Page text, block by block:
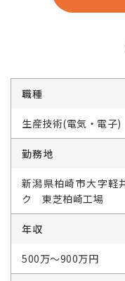
職種
生産技術(電気・電子)
勤務地
新潟県柏崎市大字
ク 東芝柏崎工場
年収
500万～900万円